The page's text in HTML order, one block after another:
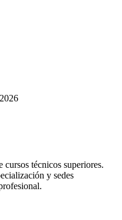
técnicos superiores.
y sedes